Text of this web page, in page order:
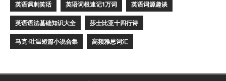
英语讽刺笑话 英语词根速记1万词 英语词源趣谈
英语语法基础知识大全 莎士比亚十四行诗
马克·吐温短篇小说合集 高频雅思词汇